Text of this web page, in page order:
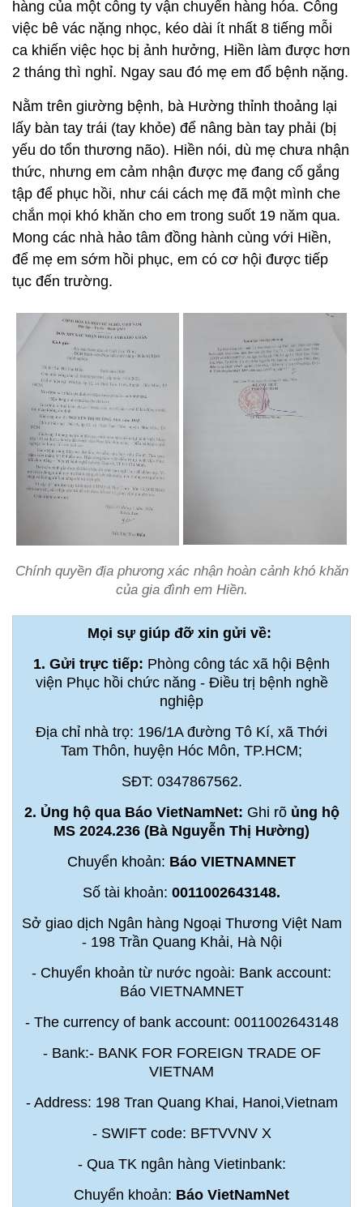
hàng của một công ty vận chuyển hàng hóa. Công
việc bê vác nặng nhọc, kéo dài ít nhất 8 tiếng mỗi
ca khiến việc học bị ảnh hưởng, Hiền làm được hơn
2 tháng thì nghỉ. Ngay sau đó mẹ em đổ bệnh nặng.
Nằm trên giường bệnh, bà Hường thỉnh thoảng lại
lấy bàn tay trái (tay khỏe) để nâng bàn tay phải (bị
yếu do tổn thương não). Hiền nói, dù mẹ chưa nhận
thức, nhưng em cảm nhận được mẹ đang cố gắng
tập để phục hồi, như cái cách mẹ đã một mình che
chắn mọi khó khăn cho em trong suốt 19 năm qua.
Mong các nhà hảo tâm đồng hành cùng với Hiền,
để mẹ em sớm hồi phục, em có cơ hội được tiếp
tục đến trường.
Chính quyền địa phương xác nhận hoàn cảnh khó khăn
của gia đình em Hiền.
Mọi sự giúp đỡ xin gửi về:
1. Gửi trực tiếp: Phòng công tác xã hội Bệnh
viện Phục hồi chức năng - Điều trị bệnh nghề
nghiệp
Địa chỉ nhà trọ: 196/1A đường Tô Kí, xã Thới
Tam Thôn, huyện Hóc Môn, TP.HCM;
SĐT: 0347867562.
2. Ủng hộ qua Báo VietNamNet: Ghi rõ ủng hộ
MS 2024.236 (Bà Nguyễn Thị Hường)
Chuyển khoản: Báo VIETNAMNET
Số tài khoản: 0011002643148.
Sở giao dịch Ngân hàng Ngoại Thương Việt Nam
- 198 Trần Quang Khải, Hà Nội
- Chuyển khoản từ nước ngoài: Bank account:
Báo VIETNAMNET
- The currency of bank account: 0011002643148
- Bank:- BANK FOR FOREIGN TRADE OF
VIETNAM
- Address: 198 Tran Quang Khai, Hanoi,Vietnam
- SWIFT code: BFTVVNV X
- Qua TK ngân hàng Vietinbank:
Chuyển khoản: Báo VietNamNet